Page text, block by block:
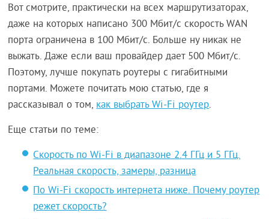
Вот смотрите, практически на всех маршрутизаторах,
даже на которых написано 300 Мбит/с скорость WAN
порта ограничена в 100 Мбит/с. Больше ну никак не
выжать. Даже если ваш провайдер дает 500 Мбит/с.
Поэтому, лучше покупать роутеры с гигабитными
портами. Можете почитать мою статью, где я
рассказывал о том,как выбрать Wi-Fi роутер.
Еще статьи по теме:
Скорость по Wi-Fi в диапазоне 2.4 ГГц и 5 ГГц.
Реальная скорость, замеры, разница
По Wi-Fi скорость интернета ниже. Почему роутер
режет скорость?